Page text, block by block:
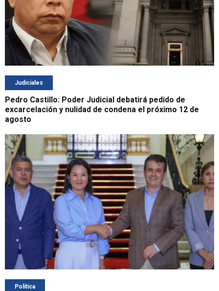
Judiciales
Pedro Castillo: Poder Judicial debatirá pedido de
excarcelación y nulidad de condena el próximo 12 de
agosto
Política